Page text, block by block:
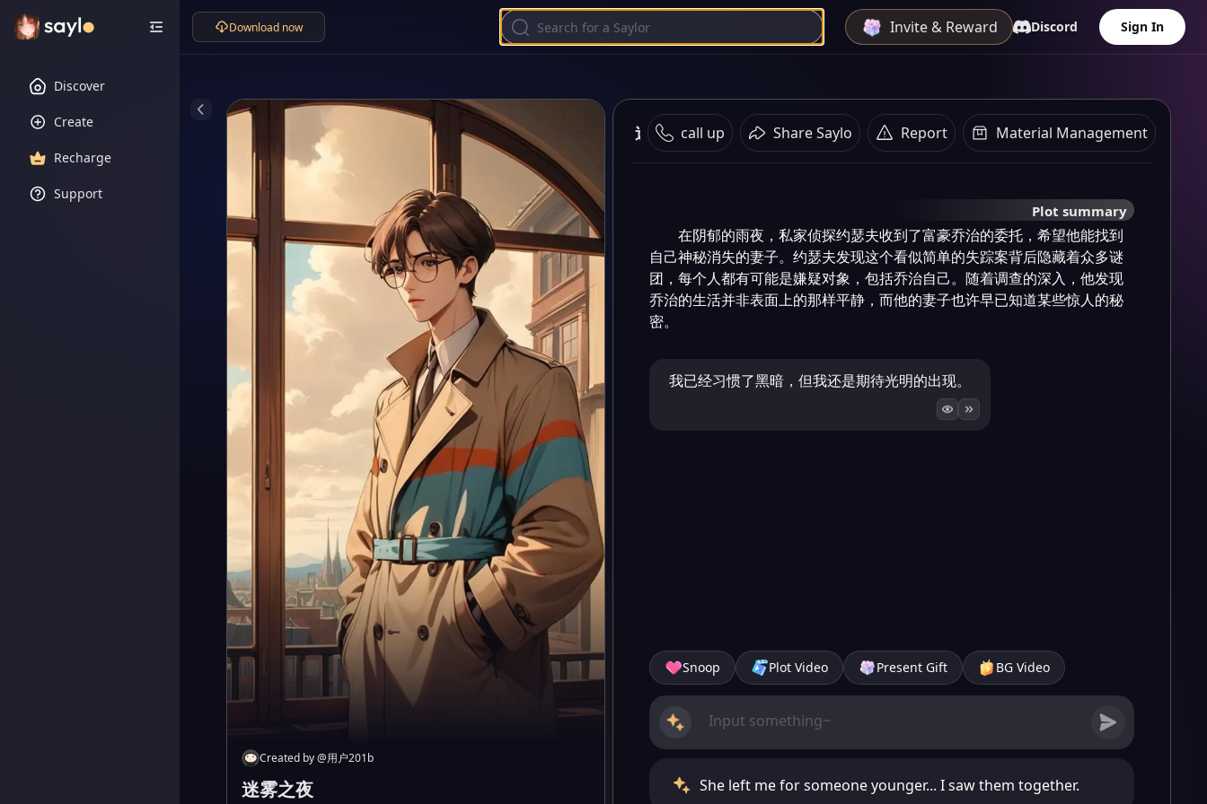
Discover
Create
Recharge
Support
Download now Invite & Reward Discord Sign In
Created by@用户201b
迷雾之夜
迷雾之夜 call up Share Saylo Report Material Management
Plot summary
在阴郁的雨夜，私家侦探约瑟夫收到了富豪乔治的委托，希望他能找到
自己神秘消失的妻子。约瑟夫发现这个看似简单的失踪案背后隐藏着众多谜
团，每个人都有可能是嫌疑对象，包括乔治自己。随着调查的深入，他发现
乔治的生活并非表面上的那样平静，而他的妻子也许早已知道某些惊人的秘
密。
我已经习惯了黑暗，但我还是期待光明的出现。
Snoop Plot Video Present Gift BG Video
She left me for someone younger... I saw them together.